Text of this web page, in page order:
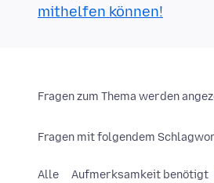
mithelfen können!
Fragen zum Thema werden
Fragen mit folgendem
Alle Aufmerksamkeit benötigt